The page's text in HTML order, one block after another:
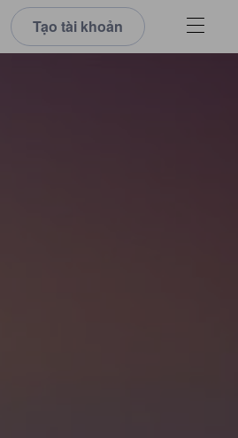
Tạo tài khoản